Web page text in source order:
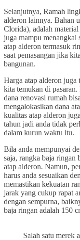
Selanjutnya, Ramah
alderon lainnya. Bahan
Clorida), adalah material
juga mampu
atap alderon termasuk
saat pemasangan jika
bangunan.
Harga atap alderon
kita temukan di
dana renovasi rumah
mengalokasikan dana
kualitas atap alderon
tahun jadi anda tidak
dalam kurun waktu itu.
Bila anda mempunyai
saja, rangka baja ringan
atap alderon. Namun,
harus anda sesuaikan
memastikan kekuatan
jarak yang cukup rapat
dengan sempurna,
baja ringan adalah 150
Salah satu merek